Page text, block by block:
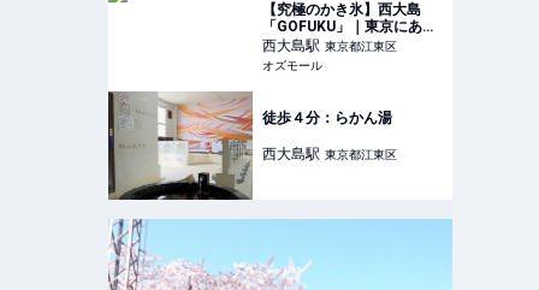
【究極のかき氷】西大島
「GOFUKU」｜東京にある
人気の美味しいかき氷屋さ
ん2024 - OZmall
西大島駅 東京都江東区
オズモール
徒歩４分：らかん湯
西大島駅 東京都江東区